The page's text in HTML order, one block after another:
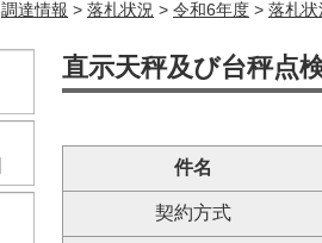
調達情報 > 落札状況 > 令和6年度 > 落札
直示天秤及び台秤点
件名
契約方式